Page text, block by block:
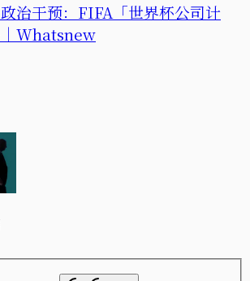
治干预：FIFA「世界杯公司计
Whatsnew